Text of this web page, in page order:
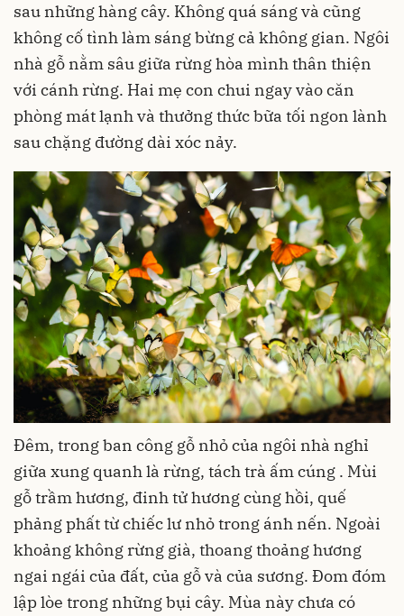
sau những hàng cây. Không quá sáng và cũng
không cố tình làm sáng bừng cả không gian. Ngôi
nhà gỗ nằm sâu giữa rừng hòa mình thân thiện
với cánh rừng. Hai mẹ con chui ngay vào căn
phòng mát lạnh và thưởng thức bữa tối ngon lành
sau chặng đường dài xóc nảy.
Đêm, trong ban công gỗ nhỏ của ngôi nhà nghỉ
giữa xung quanh là rừng, tách trà ấm cúng . Mùi
gỗ trầm hương, đinh tử hương cùng hồi, quế
phảng phất từ chiếc lư nhỏ trong ánh nến. Ngoài
khoảng không rừng già, thoang thoảng hương
ngai ngái của đất, của gỗ và của sương. Đom đóm
lập lòe trong những bụi cây. Mùa này chưa có